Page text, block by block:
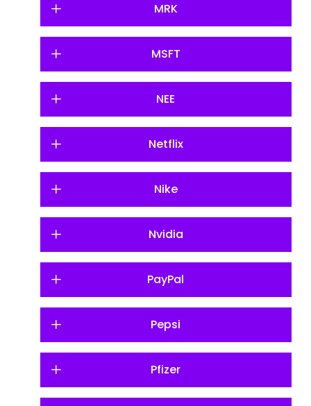
MRK
MSFT
NEE
Netflix
Nike
Nvidia
PayPal
Pepsi
Pfizer